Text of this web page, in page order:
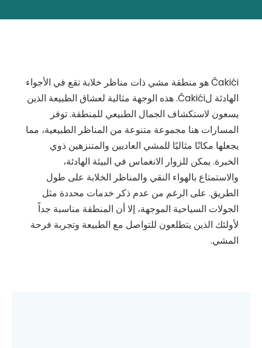
Čakići هو منطقة مشي ذات مناظر خلابة تقع في الأجواء
الهادئة لČakići. هذه الوجهة مثالية لعشاق الطبيعة الذين
يسعون لاستكشاف الجمال الطبيعي للمنطقة. توفر
المسارات هنا مجموعة متنوعة من المناظر الطبيعية، مما
يجعلها مكانًا مثاليًا للمشي العاديين والمتنزهين ذوي
الخبرة. يمكن للزوار الانغماس في البيئة الهادئة،
والاستمتاع بالهواء النقي والمناظر الخلابة على طول
الطريق. على الرغم من عدم ذكر خدمات محددة مثل
الجولات السياحية الموجهة، إلا أن المنطقة مناسبة جداً
لأولئك الذين يتطلعون للتواصل مع الطبيعة وتجربة فرحة
المشي.